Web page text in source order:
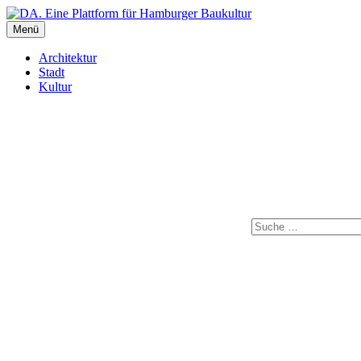
Inhalte
überspringen
DA. Eine Plattform für Hamburger Baukultur
Menü
Architektur
Stadt
Kultur